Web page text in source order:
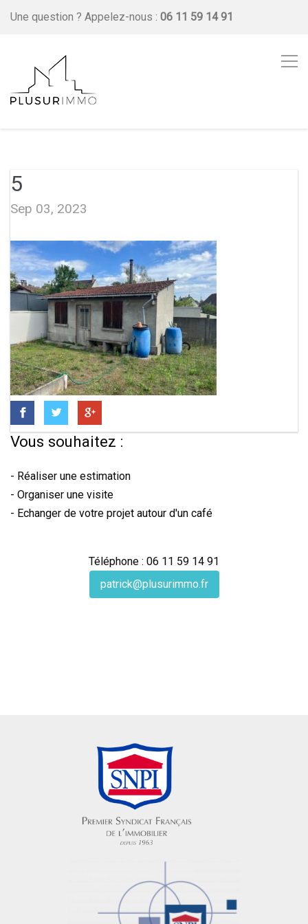
Une question ? Appelez-nous : 06 11 59 14 91
5
Sep 03, 2023
Vous souhaitez :
- Réaliser une estimation
- Organiser une visite
- Echanger de votre projet autour d'un café
Téléphone : 06 11 59 14 91
patrick@plusurimmo.fr